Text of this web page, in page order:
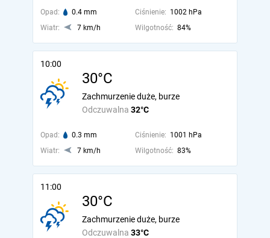
Opad: 0.4 mm Ciśnienie: 1002 hPa
Wiatr:
7 km/h Wilgotność: 84%
10:00
30°C
Odczuwalna 32°C
Zachmurzenie duże, burze
Opad: 0.3 mm Ciśnienie: 1001 hPa
Wiatr:
7 km/h Wilgotność: 83%
11:00
30°C
Odczuwalna 33°C
Zachmurzenie duże, burze